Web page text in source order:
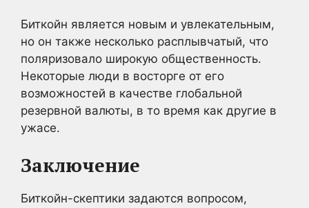
Биткойн является новым и увлекательным,
но он также несколько расплывчатый, что
поляризовало широкую общественность.
Некоторые люди в восторге от его
возможностей в качестве глобальной
резервной валюты, в то время как другие в
ужасе.
Заключение
Биткойн-скептики задаются вопросом,